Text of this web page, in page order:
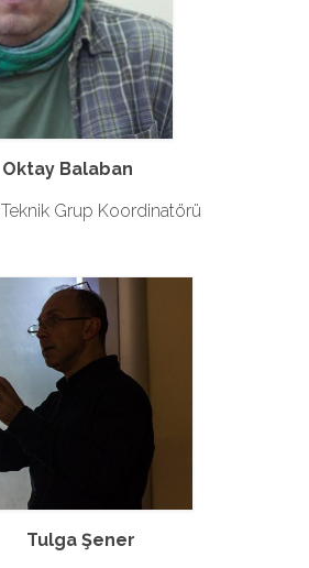
Oktay Balaban
Grup Koordinatörü
Tulga Şener